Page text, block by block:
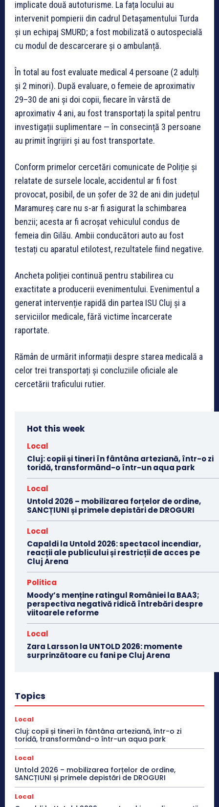
implicate două autoturisme. La fața locului au
intervenit pompierii din cadrul Detașamentului Turda
și un echipaj SMURD; a fost mobilizată o autospecială
cu modul de descarcerare și o ambulanță.
În total au fost evaluate medical 4 persoane (2 adulți
și 2 minori). După evaluare, o femeie de aproximativ
29–30 de ani și doi copii, fiecare în vârstă de
aproximativ 4 ani, au fost transportați la spital pentru
investigații suplimentare — în consecință 3 persoane
au primit îngrijiri și au fost transportate.
Conform primelor cercetări comunicate de Poliție și
relatate de sursele locale, accidentul ar fi fost
provocat, posibil, de un șofer de 32 de ani din județul
Maramureș care nu s-ar fi asigurat la schimbarea
benzii; acesta ar fi acroșat vehiculul condus de
femeia din Gilău. Ambii conducători auto au fost
testați cu aparatul etilotest, rezultatele fiind negative.
Ancheta poliției continuă pentru stabilirea cu
exactitate a producerii evenimentului. Evenimentul a
generat intervenție rapidă din partea ISU Cluj și a
serviciilor medicale, fără victime încarcerate
raportate.
Rămân de urmărit informații despre starea medicală a
celor trei transportați și concluziile oficiale ale
cercetării traficului rutier.
Hot this week
Local
Cluj: copii și tineri în fântâna arteziană, într-o zi
toridă, transformând-o într-un aqua park
Local
Untold 2026 – mobilizarea forțelor de ordine,
SANCȚIUNI și primele depistări de DROGURI
Local
Capaldi la Untold 2026: spectacol incendiar,
reacții ale publicului și restricții de acces pe
Cluj Arena
Politica
Moody’s menține ratingul României la BAA3;
perspectiva negativă ridică întrebări despre
viitoarele reforme
Local
Zara Larsson la UNTOLD 2026: momente
surprinzătoare cu fani pe Cluj Arena
Topics
Local
Cluj: copii și tineri în fântâna arteziană, într-o zi
toridă, transformând-o într-un aqua park
Local
Untold 2026 – mobilizarea forțelor de ordine,
SANCȚIUNI și primele depistări de DROGURI
Local